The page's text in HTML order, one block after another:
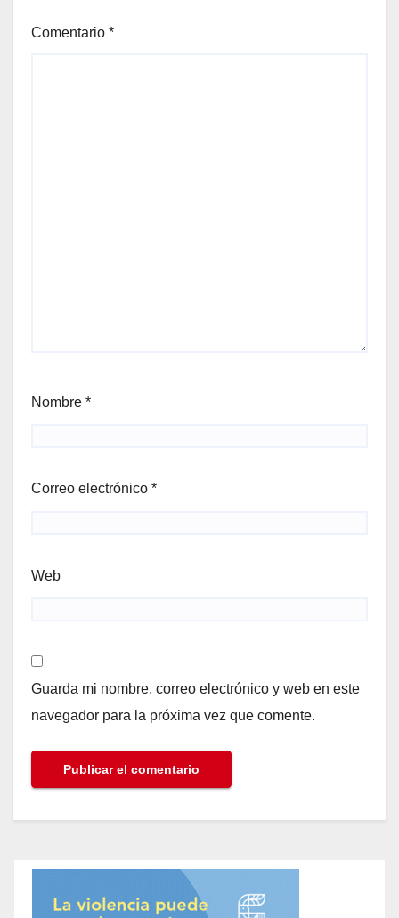
Comentario *
Nombre *
Correo electrónico *
Web
Guarda mi nombre, correo electrónico y web en este
navegador para la próxima vez que comente.